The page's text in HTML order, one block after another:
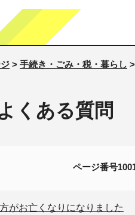
> 手続き・ごみ・税・暮らし >
くある質問
ページ番号
がお亡くなりになりました